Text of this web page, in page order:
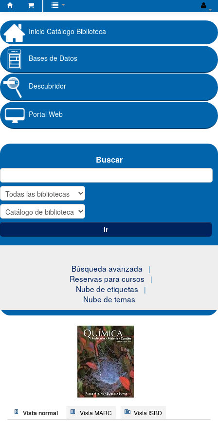
Fundación
Universitaria
Cafam
Inicio Catálogo Biblioteca
Bases de Datos
Descubridor
Portal Web
Buscar
Ir
Búsqueda avanzada
Reservas para cursos
Nube de etiquetas
Nube de temas
Vista normal Vista MARC Vista ISBD